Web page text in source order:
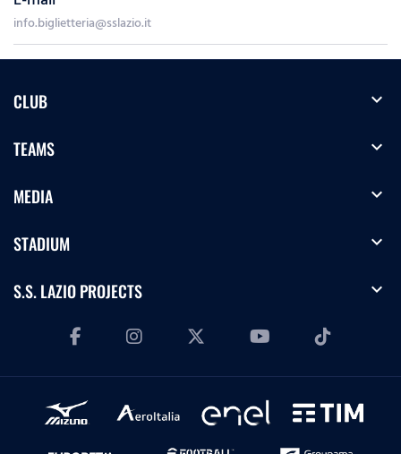
info.biglietteria@sslazio.it
CLUB expand_more
TEAMS expand_more
MEDIA expand_more
STADIUM expand_more
S.S. LAZIO PROJECTS expand_more